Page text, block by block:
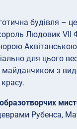
будівля – це
Людовик VII
для цього
з
красу.
Рубенса,